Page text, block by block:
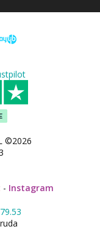
©2026
- Instagram